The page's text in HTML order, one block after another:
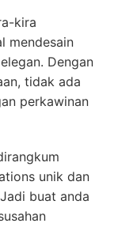
kira
mendesain
Dengan
tidak ada
perkawinan
unik dan
buat anda